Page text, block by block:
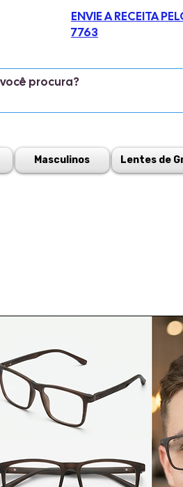
ENVIE A RECEITA
7763
Masculinos Lentes de